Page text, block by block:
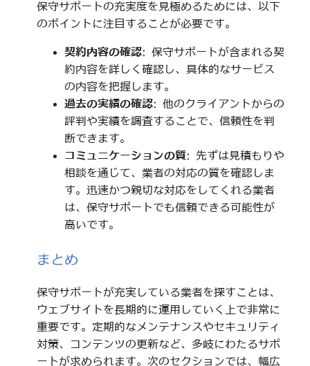
保守サポートの充実度を見極めるためには、以下
のポイントに注目することが必要です。
契約内容の確認: 保守サポートが含まれる契
約内容を詳しく確認し、具体的なサービス
の内容を把握します。
過去の実績の確認: 他のクライアントからの
評判や実績を調査することで、信頼性を判
断できます。
コミュニケーションの質: 先ずは見積もりや
相談を通じて、業者の対応の質を確認しま
す。迅速かつ親切な対応をしてくれる業者
は、保守サポートでも信頼できる可能性が
高いです。
まとめ
保守サポートが充実している業者を探すことは、
ウェブサイトを長期的に運用していく上で非常に
重要です。定期的なメンテナンスやセキュリティ
対策、コンテンツの更新など、多岐にわたるサポ
ートが求められます。次のセクションでは、幅広